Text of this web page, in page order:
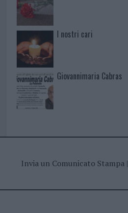
I nostri cari
Giovannimaria Cabras
Invia un Comunicato Stampa|